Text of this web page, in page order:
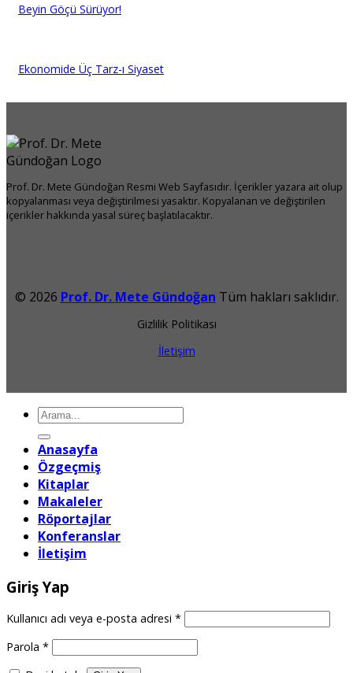
Beyin Göçü Sürüyor!
Ekonomide Üç Tarz-ı Siyaset
Prof. Dr. Mete Gündoğan Resmi Web Sayfasıdır. İçerikler yazara ait olup
kopyalanması veya değiştirilmesi yasaktır. Kopyalanan ve değiştirilen
içerikler hakkında yasal süreç başlatılacaktır.
© 2026 Prof. Dr. Mete Gündoğan Tüm hakları saklıdır.
Gizlilik Politikası
İletişim
Ara:
Anasayfa
Özgeçmiş
Kitaplar
Makaleler
Röportajlar
Konferanslar
İletişim
Giriş Yap
Kullanıcı adı veya e-posta adresi *Gerekli
Parola *Gerekli